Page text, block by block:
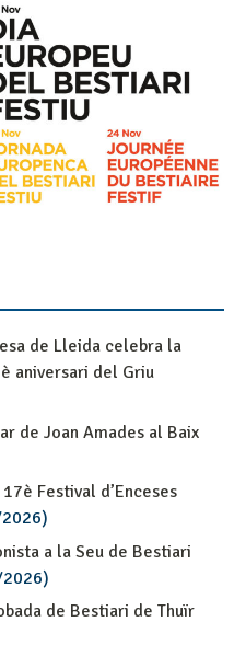
de Lleida celebra la
aniversari del Griu
de Joan Amades al Baix
Festival d’Enceses
a la Seu de Bestiari
de Bestiari de Thuïr